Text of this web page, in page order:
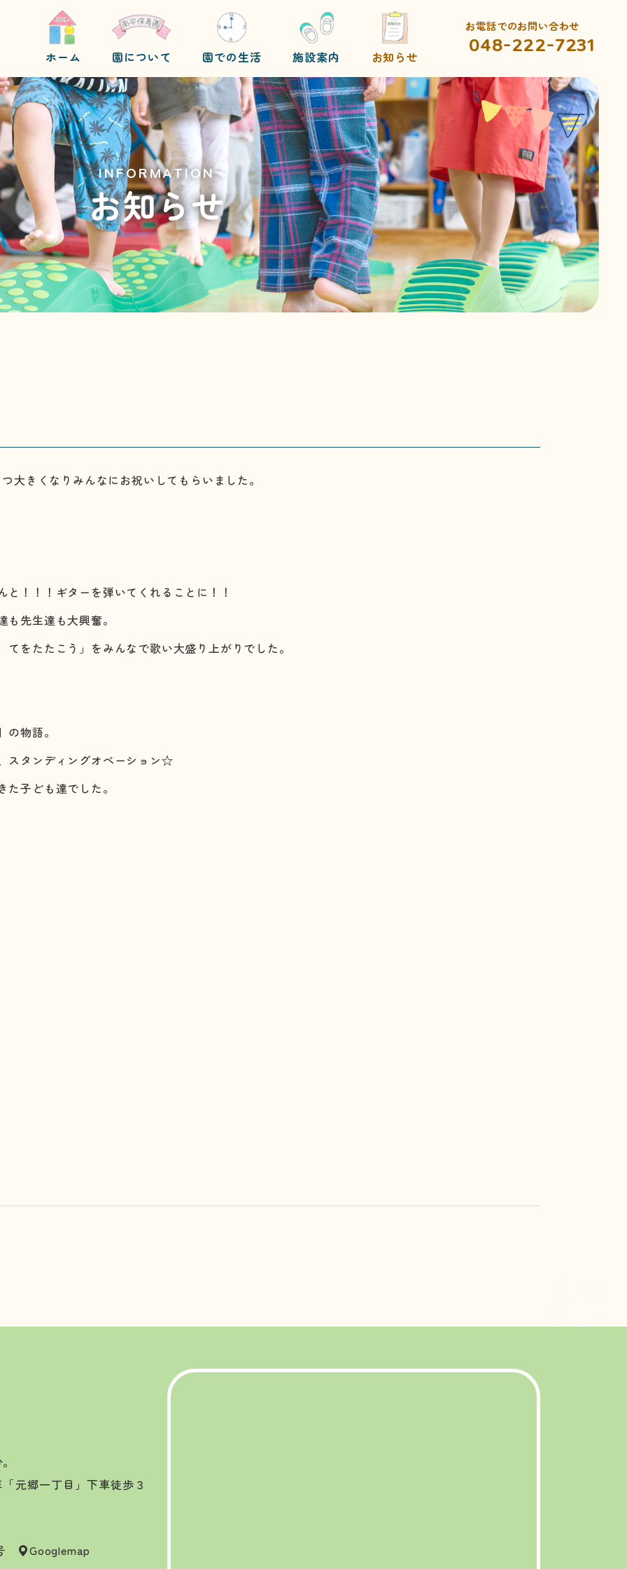
お電話でのお問い合わせ
048-222-7231
ホーム 園について 園での生活 施設案内 お知らせ
INFORMATION
お知らせ
大きくなりみんなにお祝いしてもらいました。
！！！ギターを弾いてくれることに！！
先生達も大興奮。
をたたこう」をみんなで歌い大盛り上がりでした。
物語。
スタンディングオベーション☆
子ども達でした。
元郷一丁目」下車徒歩３
Googlemap